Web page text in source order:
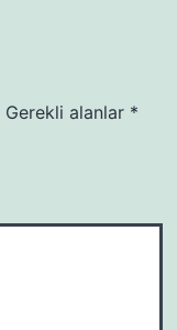
Gerekli alanlar *